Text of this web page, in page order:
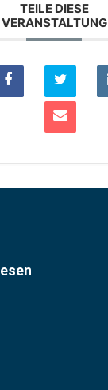
TEILE DIESE
VERANSTALTUNG